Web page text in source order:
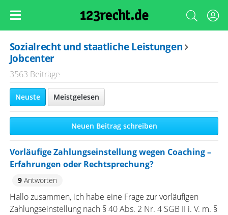
Sozialrecht und staatliche Leistungen
Jobcenter
3563 Beiträge
Neuste Meistgelesen
Neuen Beitrag schreiben
Vorläufige Zahlungseinstellung wegen Coaching –
Erfahrungen oder Rechtsprechung?
9Antworten
Hallo zusammen, ich habe eine Frage zur vorläufigen
Zahlungseinstellung nach § 40 Abs. 2 Nr. 4 SGB II i. V. m. §